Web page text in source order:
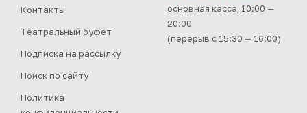
Контакты
Театральный буфет
Подписка на рассылку
Поиск по сайту
Политика
основная касса, 10:00 —
20:00
(перерыв с 15:30 — 16:00)